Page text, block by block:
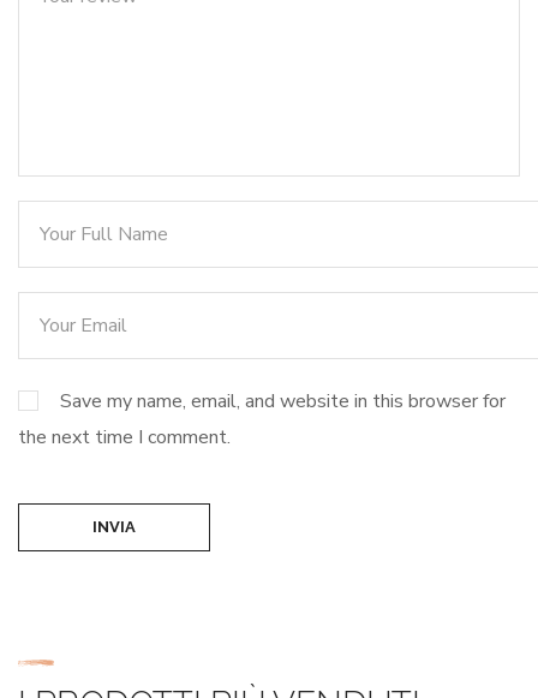
Save my name, email, and website in this browser for
the next time I comment.
INVIA